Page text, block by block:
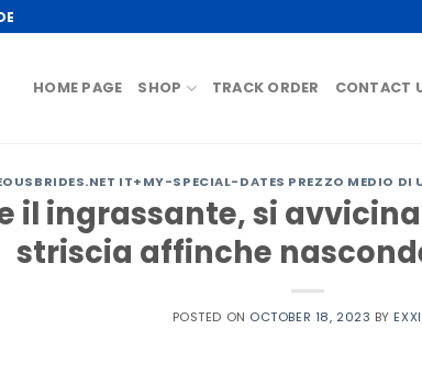
HOME PAGE SHOP TRACK ORDER CONTACT
IT+MY-SPECIAL-DATES PREZZO MEDIO DI
il ingrassante, si
striscia affinche
POSTED ON OCTOBER 18, 2023 BY